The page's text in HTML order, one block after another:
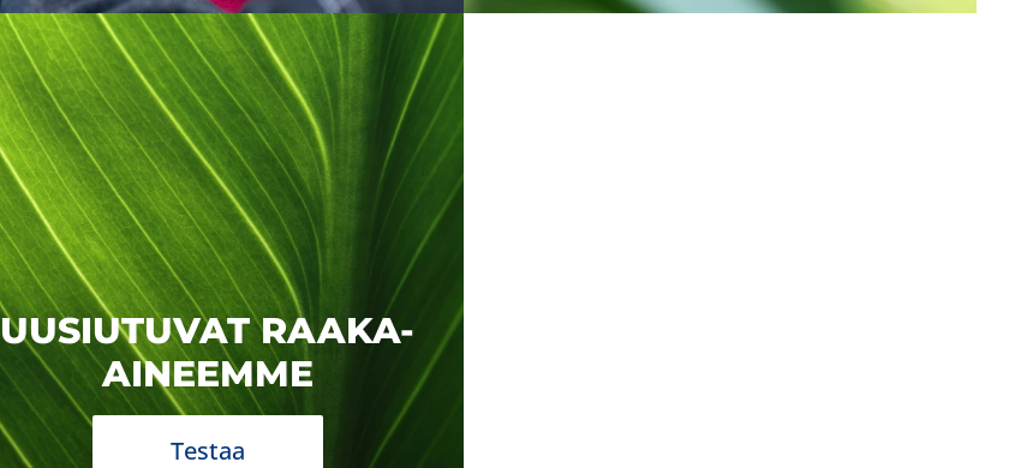
UUSIUTUVAT RAAKA-
AINEEMME
Testaa